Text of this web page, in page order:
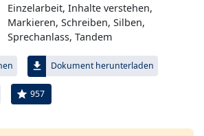
Einzelarbeit, Inhalte verstehen,
Markieren, Schreiben, Silben,
Sprechanlass, Tandem
file_download Dokument herunterladen
star 957